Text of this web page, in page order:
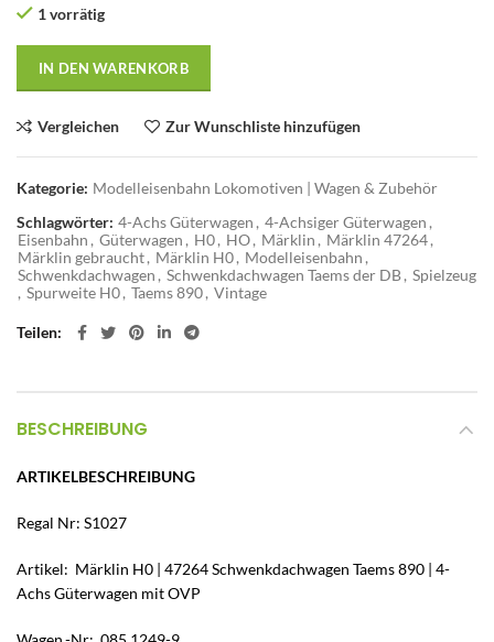
1 vorrätig
IN DEN WARENKORB
Vergleichen Zur Wunschliste hinzufügen
Kategorie: Modelleisenbahn Lokomotiven | Wagen & Zubehör
Schlagwörter: 4-Achs Güterwagen , 4-Achsiger Güterwagen ,
Eisenbahn , Güterwagen , H0, HO, Märklin , Märklin 47264,
Märklin gebraucht, Märklin H0, Modelleisenbahn ,
Schwenkdachwagen , Schwenkdachwagen Taems der DB, Spielzeug
, Spurweite H0, Taems 890, Vintage
Teilen
BESCHREIBUNG
ARTIKELBESCHREIBUNG
Regal Nr: S1027
Artikel: Märklin H0 | 47264 Schwenkdachwagen Taems 890 | 4-
Achs Güterwagen mit OVP